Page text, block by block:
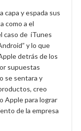
capa y espada sus
como a el
caso de iTunes
y lo que
detrás de los
supuestas
se sentara y
creo
Apple para lograr
de la empresa